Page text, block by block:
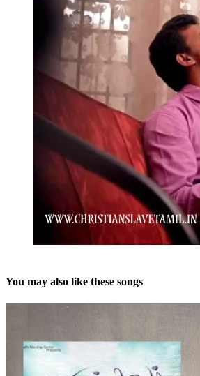
You may also like these songs